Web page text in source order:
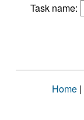
Task name:
Home |